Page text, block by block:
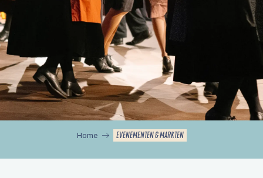
Home EVENEMENTEN & MARKTEN